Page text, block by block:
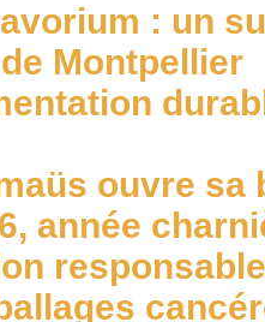
: un
Montpellier
ouvre sa
année